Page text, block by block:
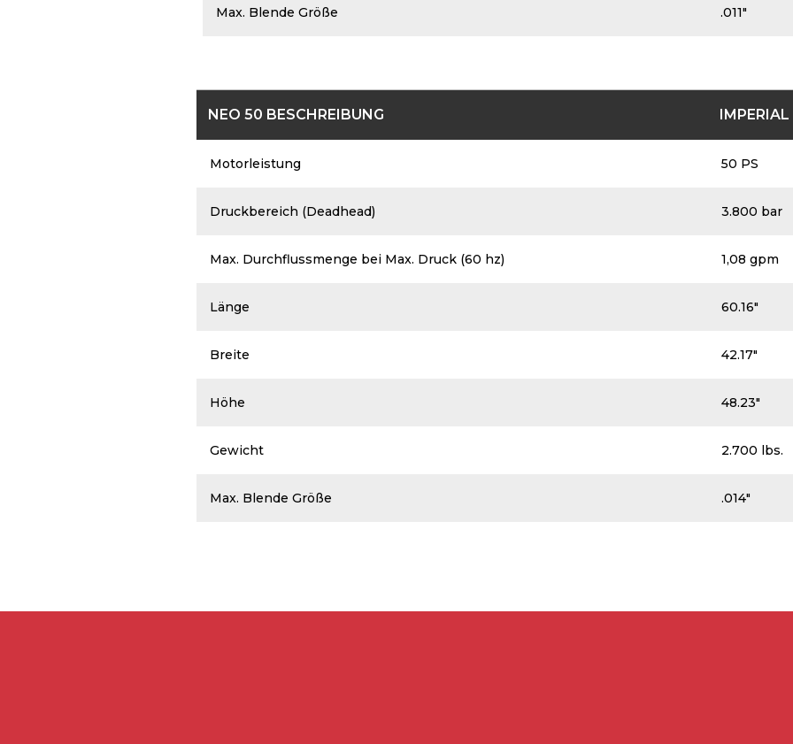
Max. Blende Größe .011″
NEO 50 BESCHREIBUNG IMPERIAL
Motorleistung 50 PS
Druckbereich (Deadhead) 3.800 bar
Max. Durchflussmenge bei Max. Druck (60 hz) 1,08 gpm
Länge 60.16″
Breite 42.17″
Höhe 48.23″
Gewicht 2.700 lbs.
Max. Blende Größe .014″